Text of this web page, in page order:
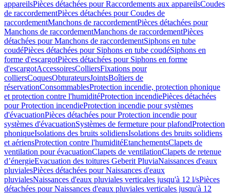
appareilsPièces détachées pour Raccordements aux appareilsCoudes
de raccordementPièces détachées pour Coudes de
raccordementManchons de raccordementPièces détachées pour
Manchons de raccordementManchons de raccordementPièces
détachées pour Manchons de raccordementSiphons en tube
coudéPièces détachées pour Siphons en tube coudéSiphons en
forme d'escargotPièces détachées pour Siphons en forme
d'escargotAccessoiresColliersFixations pour
colliersCoquesObturateursJointsBoîtiers de
réservationConsommablesProtection incendie, protection phonique
et protection contre l'humiditéProtection incendiePièces détachées
pour Protection incendieProtection incendie pour systèmes
d'évacuationPièces détachées pour Protection incendie pour
systèmes d'évacuationSystèmes de fermeture pour plafondProtection
phoniqueIsolations des bruits solidiensIsolations des bruits solidiens
et aériensProtection contre l'humiditéEtanchementsClapets de
ventilation pour évacuationClapets de ventilationClapets de retenue
d’énergieEvacuation des toitures Geberit PluviaNaissances d'eaux
pluvialesPièces détachées pour Naissances d'eaux
pluvialesNaissances d'eaux pluviales verticales jusqu'à 12 l/sPièces
détachées pour Naissances d'eaux pluviales verticales jusqu'à 12